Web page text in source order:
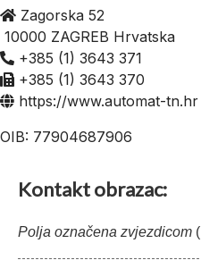
Zagorska 52
10000 ZAGREB Hrvatska
+385 (1) 3643 371
+385 (1) 3643 370
https://www.automat-tn.hr
OIB: 77904687906
Kontakt obrazac:
Polja označena zvjezdicom (